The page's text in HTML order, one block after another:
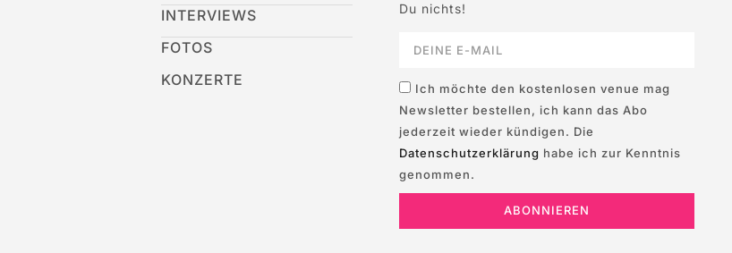
INTERVIEWS
FOTOS
KONZERTE
Du nichts!
Ich möchte den kostenlosen venue mag
Newsletter bestellen, ich kann das Abo
jederzeit wieder kündigen. Die
Datenschutzerklärung habe ich zur Kenntnis
genommen.
ABONNIEREN